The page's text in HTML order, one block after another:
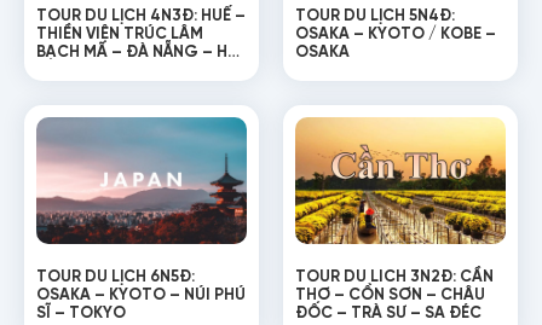
TOUR DU LỊCH 4N3Đ: HUẾ –
THIỀN VIỆN TRÚC LÂM
BẠCH MÃ – ĐÀ NẴNG – HỘI
TOUR DU LỊCH 5N4Đ:
OSAKA – KYOTO / KOBE –
OSAKA
TOUR DU LỊCH 6N5Đ:
OSAKA – KYOTO – NÚI PHÚ
SĨ – TOKYO
TOUR DU LICH 3N2Đ: CẦN
THƠ – CỒN SƠN – CHÂU
ĐỐC – TRÀ SƯ – SA ĐÉC